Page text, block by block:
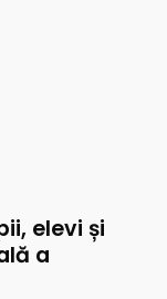
elevi și
a